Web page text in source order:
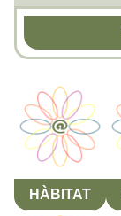
HÀBITAT